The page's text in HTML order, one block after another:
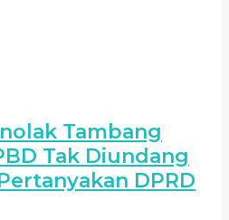
Tambang
Tak Diundang
DPRD